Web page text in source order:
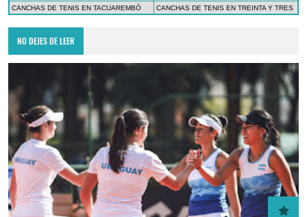
CANCHAS DE TENIS EN TACUAREMBÓ
CANCHAS DE TENIS EN TREINTA Y TRES
NO DEJES DE LEER